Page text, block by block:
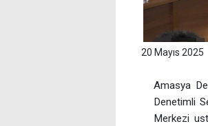
20 Mayıs 2025
Amasya
Denetimli
Merkezi